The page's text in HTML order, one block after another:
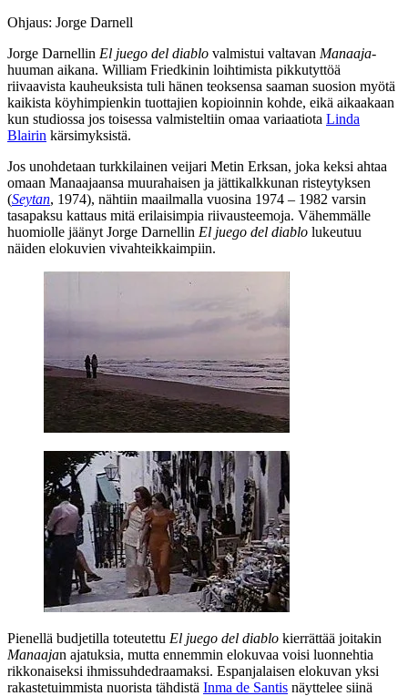
Ohjaus: Jorge Darnell
Jorge Darnellin El juego del diablo valmistui valtavan Manaaja-
huuman aikana. William Friedkinin loihtimista pikkutyttöä
riivaavista kauheuksista tuli hänen teoksensa saaman suosion myötä
kaikista köyhimpienkin tuottajien kopioinnin kohde, eikä aikaakaan
kun studiossa jos toisessa valmisteltiin omaa variaatiota Linda
Blairin kärsimyksistä.
Jos unohdetaan turkkilainen veijari Metin Erksan, joka keksi ahtaa
omaan Manaajaansa muurahaisen ja jättikalkkunan risteytyksen
(Seytan, 1974), nähtiin maailmalla vuosina 1974 – 1982 varsin
tasapaksu kattaus mitä erilaisimpia riivausteemoja. Vähemmälle
huomiolle jäänyt Jorge Darnellin El juego del diablo lukeutuu
näiden elokuvien vivahteikkaimpiin.
Pienellä budjetilla toteutettu El juego del diablo kierrättää joitakin
Manaajan ajatuksia, mutta ennemmin elokuvaa voisi luonnehtia
rikkonaiseksi ihmissuhdedraamaksi. Espanjalaisen elokuvan yksi
rakastetuimmista nuorista tähdistä Inma de Santis näyttelee siinä